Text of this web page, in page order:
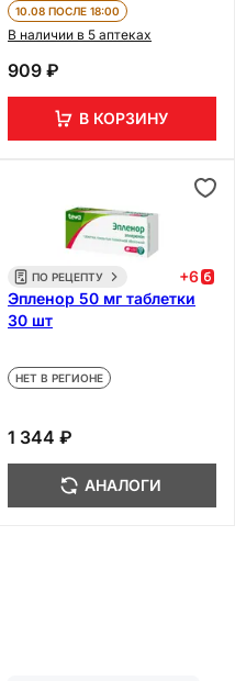
10.08 ПОСЛЕ 18:00
В наличии в 5 аптеках
909 ₽
В КОРЗИНУ
ПО РЕЦЕПТУ +6
Эпленор 50 мг таблетки
30 шт
НЕТ В РЕГИОНЕ
1 344 ₽
АНАЛОГИ